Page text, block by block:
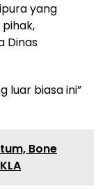
yang
Dinas
luar biasa ini”
Bone